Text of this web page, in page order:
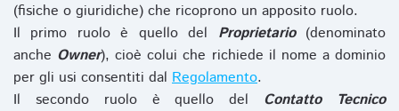
(fisiche o giuridiche) che ricoprono un apposito ruolo.
Il primo ruolo è quello del Proprietario(denominato
anche Owner), cioè colui che richiede il nome a dominio
per gli usi consentiti dal Regolamento.
Il secondo ruolo è quello del Contatto Tecnico